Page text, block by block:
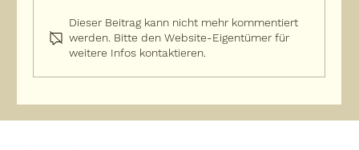
Lebensfreude pur: Wie du jeden Tag
Dieser Beitrag kann nicht mehr kommentiert
werden. Bitte den Website-Eigentümer für
weitere Infos kontaktieren.